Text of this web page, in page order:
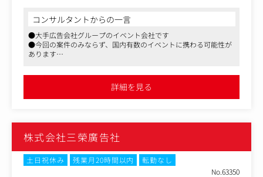
環境です。
※繁忙期にどうしても振替できない場合は休日手当をお支
払いします。
・通常制作推進業務（スケジュール/コスト管理） など
コンサルタントからの一言
●大手広告会社グループのイベント会社です
●今回の案件のみならず、国内有数のイベントに携わる可能性が
あります
詳細を見る
株式会社三榮廣告社
土日祝休み 残業月20時間以内
転勤なし
No.63350